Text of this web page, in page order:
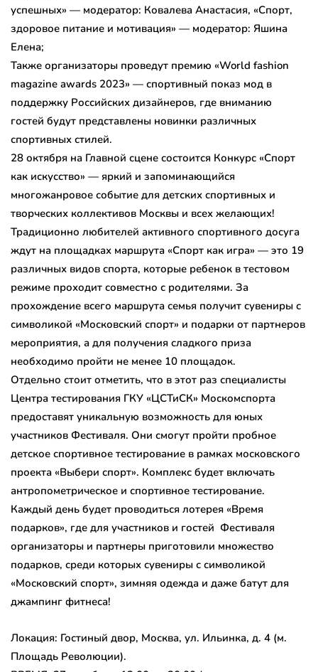
успешных» — модератор: Ковалева Анастасия, «Спорт,
здоровое питание и мотивация» — модератор: Яшина
Елена;
Также организаторы проведут премию «World fashion
magazine awards 2023» — спортивный показ мод в
поддержку Российских дизайнеров, где вниманию
гостей будут представлены новинки различных
спортивных стилей.
28 октября на Главной сцене состоится Конкурс «Спорт
как искусство» — яркий и запоминающийся
многожанровое событие для детских спортивных и
творческих коллективов Москвы и всех желающих!
Традиционно любителей активного спортивного досуга
ждут на площадках маршрута «Спорт как игра» — это 19
различных видов спорта, которые ребенок в тестовом
режиме проходит совместно с родителями. За
прохождение всего маршрута семья получит сувениры с
символикой «Московский спорт» и подарки от партнеров
мероприятия, а для получения сладкого приза
необходимо пройти не менее 10 площадок.
Отдельно стоит отметить, что в этот раз специалисты
Центра тестирования ГКУ «ЦСТиСК» Москомспорта
предоставят уникальную возможность для юных
участников Фестиваля. Они смогут пройти пробное
детское спортивное тестирование в рамках московского
проекта «Выбери спорт». Комплекс будет включать
антропометрическое и спортивное тестирование.
Каждый день будет проводиться лотерея «Время
подарков», где для участников и гостей Фестиваля
организаторы и партнеры приготовили множество
подарков, среди которых сувениры с символикой
«Московский спорт», зимняя одежда и даже батут для
джампинг фитнеса!
Локация: Гостиный двор, Москва, ул. Ильинка, д. 4 (м.
Площадь Революции).